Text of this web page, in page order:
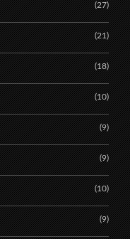
(27)
(21)
(18)
(10)
(9)
(9)
(10)
(9)